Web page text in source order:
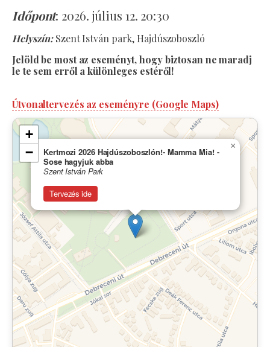
Időpont: 2026. július 12. 20:30
Helyszín:Szent István park, Hajdúszoboszló
Jelöld be most az eseményt, hogy biztosan ne maradj
le te sem erről a különleges estéről!
Útvonaltervezés az eseményre (Google Maps)
Kertmozi 2026 Hajdúszoboszlón!- Mamma Mia! -
Sose hagyjuk abba
Szent István Park
Tervezés ide
×
+
−